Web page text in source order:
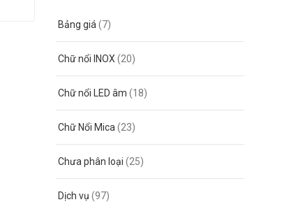
Bảng giá (7)
Chữ nổi INOX (20)
Chữ nổi LED âm (18)
Chữ Nổi Mica (23)
Chưa phân loại (25)
Dịch vụ (97)